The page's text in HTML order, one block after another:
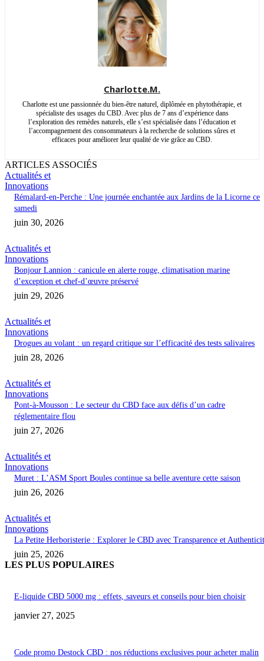
Charlotte.M.
Charlotte est une passionnée du bien-être naturel, diplômée en phytothérapie, et
spécialiste des usages du CBD. Avec plus de 7 ans d’expérience dans
l’exploration des remèdes naturels, elle s’est spécialisée dans l’éducation et
l’accompagnement des consommateurs à la recherche de solutions sûres et
efficaces pour améliorer leur qualité de vie grâce au CBD.
ARTICLES ASSOCIÉS
Actualités et
Innovations
Rémalard-en-Perche : Une journée enchantée aux Jardins de la Licorne ce
samedi
juin 30, 2026
Actualités et
Innovations
Bonjour Lannion : canicule en alerte rouge, climatisation marine
d’exception et chef-d’œuvre préservé
juin 29, 2026
Actualités et
Innovations
Drogues au volant : un regard critique sur l’efficacité des tests salivaires
juin 28, 2026
Actualités et
Innovations
Pont-à-Mousson : Le secteur du CBD face aux défis d’un cadre
réglementaire flou
juin 27, 2026
Actualités et
Innovations
Muret : L’ASM Sport Boules continue sa belle aventure cette saison
juin 26, 2026
Actualités et
Innovations
La Petite Herboristerie : Explorer le CBD avec Transparence et
juin 25, 2026
LES PLUS POPULAIRES
E-liquide CBD 5000 mg : effets, saveurs et conseils pour bien choisir
janvier 27, 2025
Code promo Destock CBD : nos réductions exclusives pour acheter malin